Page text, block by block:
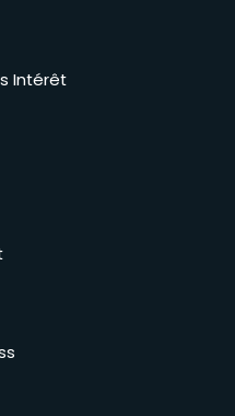
Intérêt